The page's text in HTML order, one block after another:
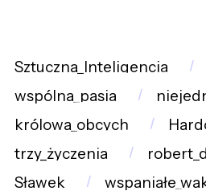
Sztuczna_Inteligencja
wspólna_pasja
królowa_obcych
trzy_życzenia
Sławek